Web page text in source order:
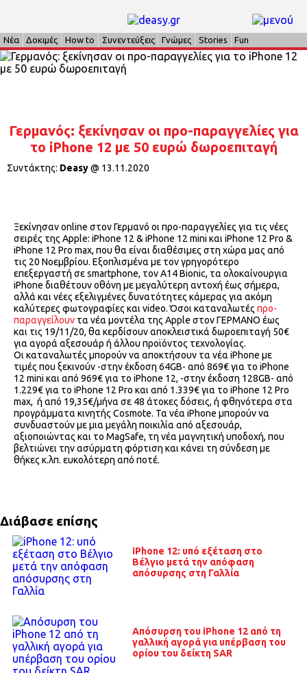
Νέα Δοκιμές How to Συνεντεύξεις Γνώμες Stories Fun
Γερμανός: ξεκίνησαν οι προ-παραγγελίες για
το iPhone 12 με 50 ευρώ δωροεπιταγή
Συντάκτης: Deasy@ 13.11.2020
Ξεκίνησαν online στον Γερμανό οι προ-παραγγελίες για τις νέες
σειρές της Apple: iPhone 12 & iPhone 12 mini και iPhone 12 Pro &
iPhone 12 Pro max, που θα είναι διαθέσιμες στη χώρα μας από
τις 20 Νοεμβρίου. Εξοπλισμένα με τον γρηγορότερο
επεξεργαστή σε smartphone, τον A14 Bionic, τα ολοκαίνουργια
iPhone διαθέτουν οθόνη με μεγαλύτερη αντοχή έως σήμερα,
αλλά και νέες εξελιγμένες δυνατότητες κάμερας για ακόμη
καλύτερες φωτογραφίες και video. Όσοι καταναλωτές προ-
παραγγείλουν τα νέα μοντέλα της Apple στον ΓΕΡΜΑΝΟ έως
και τις 19/11/20, θα κερδίσουν αποκλειστικά δωροεπιταγή 50€
για αγορά αξεσουάρ ή άλλου προϊόντος τεχνολογίας.
Οι καταναλωτές μπορούν να αποκτήσουν τα νέα iPhone με
τιμές που ξεκινούν -στην έκδοση 64GB- από 869€ για το iPhone
12 mini και από 969€ για το iPhone 12, -στην έκδοση 128GB- από
1.229€ για το iPhone 12 Pro και από 1.339€ για το iPhone 12 Pro
max, ή από 19,35€/μήνα σε 48 άτοκες δόσεις, ή φθηνότερα στα
προγράμματα κινητής Cosmote. Τα νέα iPhone μπορούν να
συνδυαστούν με μια μεγάλη ποικιλία από αξεσουάρ,
αξιοποιώντας και το MagSafe, τη νέα μαγνητική υποδοχή, που
βελτιώνει την ασύρματη φόρτιση και κάνει τη σύνδεση με
θήκες κ.λπ. ευκολότερη από ποτέ.
Διάβασε επίσης
iPhone 12: υπό εξέταση στο
Βέλγιο μετά την απόφαση
απόσυρσης στη Γαλλία
Απόσυρση του iPhone 12 από τη
γαλλική αγορά για υπέρβαση του
ορίου του δείκτη SAR